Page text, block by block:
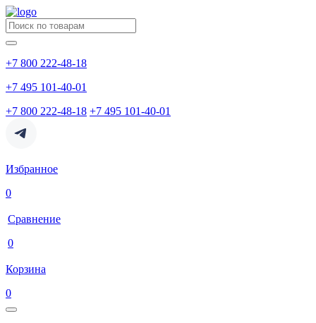
+7 800 222-48-18
+7 495 101-40-01
+7 800 222-48-18 +7 495 101-40-01
Избранное
0
Сравнение
0
Корзина
0